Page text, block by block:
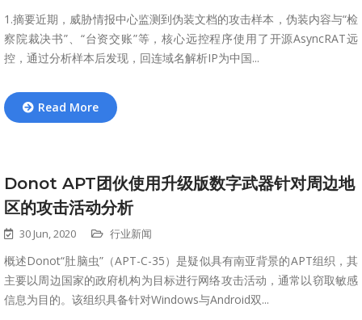
1.摘要近期，威胁情报中心监测到伪装文档的攻击样本，伪装内容与“检
察院裁决书”、“台资交账”等，核心远控程序使用了开源AsyncRAT远
控，通过分析样本后发现，回连域名解析IP为中国...
Read More
Donot APT团伙使用升级版数字武器针对周边地
区的攻击活动分析
30 Jun, 2020 行业新闻
概述Donot“肚脑虫”（APT-C-35）是疑似具有南亚背景的APT组织，其
主要以周边国家的政府机构为目标进行网络攻击活动，通常以窃取敏感
信息为目的。该组织具备针对Windows与Android双...